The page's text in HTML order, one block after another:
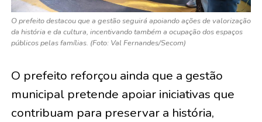
O prefeito destacou que a gestão seguirá apoiando ações de valorização
da história e da cultura, incentivando também a ocupação dos espaços
públicos pelas famílias. (Foto: Val Fernandes/Secom)
O prefeito reforçou ainda que a gestão
municipal pretende apoiar iniciativas que
contribuam para preservar a história,